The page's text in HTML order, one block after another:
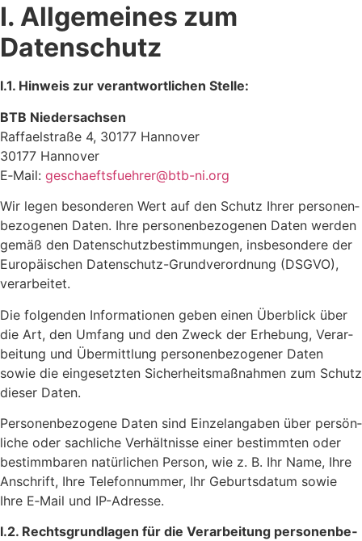
I. Allge­meines zum
Datenschutz
I.1. Hinweis zur verant­wort­li­chen Stelle:
BTB Nieder­sachsen
Raffaelstraße 4, 30177 Hannover
30177 Hannover
E‑Mail: geschaeftsfuehrer@​btb-​ni.​org
Wir legen beson­deren Wert auf den Schutz Ihrer perso­nen­
be­zo­genen Daten. Ihre perso­nen­be­zo­genen Daten werden
gemäß den Daten­schutz­be­stim­mungen, insbe­son­dere der
Euro­päi­schen Daten­schutz-Grund­ver­ord­nung (DSGVO),
verarbeitet.
Die folgenden Infor­ma­tionen geben einen Über­blick über
die Art, den Umfang und den Zweck der Erhe­bung, Verar­
bei­tung und Über­mitt­lung perso­nen­be­zo­gener Daten
sowie die einge­setzten Sicher­heits­maß­nahmen zum Schutz
dieser Daten.
Perso­nen­be­zo­gene Daten sind Einzel­an­gaben über persön­
liche oder sach­liche Verhält­nisse einer bestimmten oder
bestimm­baren natür­li­chen Person, wie z. B. Ihr Name, Ihre
Anschrift, Ihre Tele­fon­nummer, Ihr Geburts­datum sowie
Ihre E‑Mail und IP-Adresse.
I.2. Rechts­grund­lagen für die Verar­bei­tung perso­nen­be­